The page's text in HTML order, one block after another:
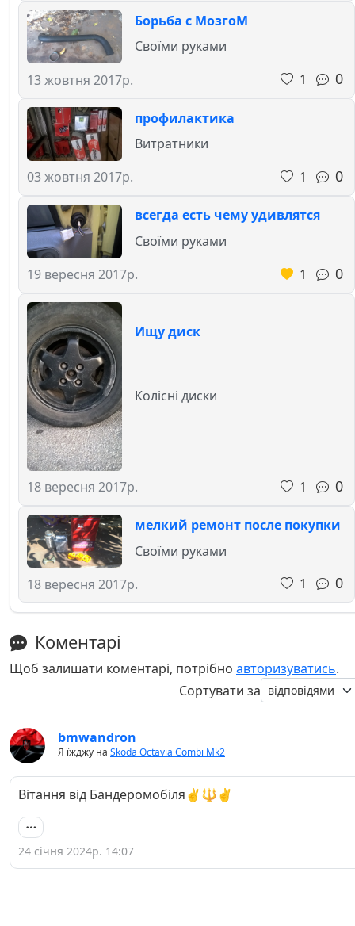
Борьба с МозгоМ
13 жовтня 2017р.
Своїми руками
1
0
профилактика
03 жовтня 2017р.
Витратники
1
0
всегда есть чему удивлятся
19 вересня 2017р.
Своїми руками
1
0
Ищу диск
18 вересня 2017р.
Колісні диски
1 0
мелкий ремонт после покупки
18 вересня 2017р.
Своїми руками
1
0
Коментарі
Щоб залишати коментарі, потрібно авторизуватись.
Сортувати за
bmwandron
Я їжджу на Skoda Octavia Combi Mk2
Вітання від Бандеромобіля✌️🔱✌️
24 січня 2024р. 14:07